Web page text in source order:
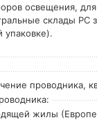
освещения,
склады РС
упаковке).
проводника,
жилы